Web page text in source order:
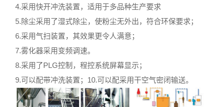
4.采用快开冲洗装置，适用于多品种生产要求
5.除尘采用了湿式除尘，使粉尘无外出，符合环保要求；
6.采用气扫装置，其效果更令人满意；
7.雾化器采用变频调速。
8.采用了PLG控制，程控系统屏幕显示；
9.可以配带冲洗装置；10.可以配采用干空气密闭输送。